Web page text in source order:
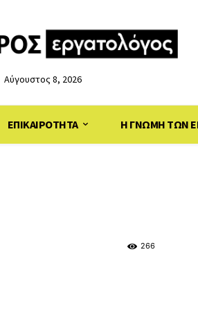
Αύγουστος 8, 2026
ΕΠΙΚΑΙΡΟΤΗΤΑ Η ΓΝΩΜΗ ΤΩΝ
266